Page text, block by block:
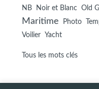
NB Noir et Blanc Old
Maritime
Photo
Voilier Yacht
Tous les mots clés